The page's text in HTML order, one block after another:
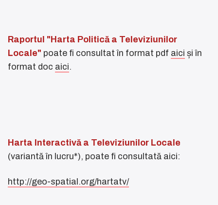
Raportul "Harta Politică a Televiziunilor
Locale" poate fi consultat în format pdf aici și în
format doc aici.
Harta Interactivă a Televiziunilor Locale
(variantă în lucru*), poate fi consultată aici:
http://geo-spatial.org/hartatv/